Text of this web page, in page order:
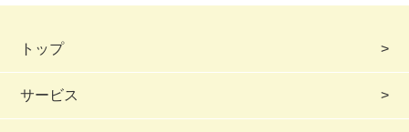
トップ
サービス